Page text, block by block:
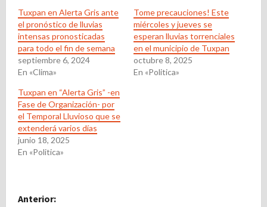
Tuxpan en Alerta Gris ante
el pronóstico de lluvias
intensas pronosticadas
para todo el fin de semana
septiembre 6, 2024
En «Clima»
Tome precauciones! Este
miércoles y jueves se
esperan lluvias torrenciales
en el municipio de Tuxpan
octubre 8, 2025
En «Politica»
Tuxpan en “Alerta Gris” -en
Fase de Organización- por
el Temporal Lluvioso que se
extenderá varios días
junio 18, 2025
En «Politica»
N
Anterior: